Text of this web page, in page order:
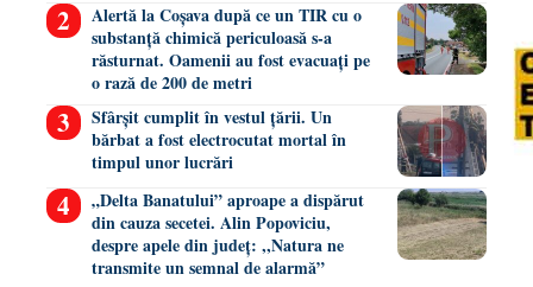
Alertă la Coșava după ce un TIR cu o
substanță chimică periculoasă s-a
răsturnat. Oamenii au fost evacuați pe
o rază de 200 de metri
Sfârșit cumplit în vestul țării. Un
bărbat a fost electrocutat mortal în
timpul unor lucrări
„Delta Banatului” aproape a dispărut
din cauza secetei. Alin Popoviciu,
despre apele din județ: ,,Natura ne
transmite un semnal de alarmă”